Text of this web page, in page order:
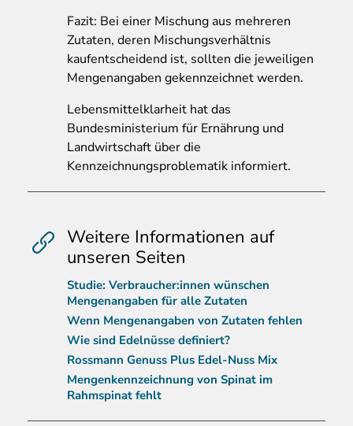
Fazit: Bei einer Mischung aus mehreren
Zutaten, deren Mischungsverhältnis
kaufentscheidend ist, sollten die jeweiligen
Mengenangaben gekennzeichnet werden.
Lebensmittelklarheit hat das
Bundesministerium für Ernährung und
Landwirtschaft über die
Kennzeichnungsproblematik informiert.
Weitere Informationen auf
unseren Seiten
Studie: Verbraucher:innen wünschen
Mengenangaben für alle Zutaten
Wenn Mengenangaben von Zutaten fehlen
Wie sind Edelnüsse definiert?
Rossmann Genuss Plus Edel-Nuss Mix
Mengenkennzeichnung von Spinat im
Rahmspinat fehlt